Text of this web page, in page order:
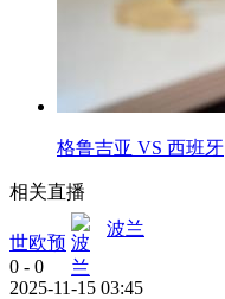
格鲁吉亚 VS 西班牙
相关直播
世欧预
波兰
0 - 0
2025-11-15 03:45